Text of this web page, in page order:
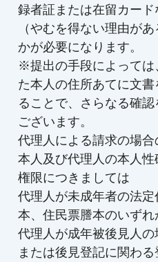
録者証または在留カー
（やむを得ない理由が
かが必要になります。
※提出の手段によっては
た本人の住所あてに文
ることで、さらなる確
ございます。
代理人による請求の場
本人及び代理人の本人
権限につきましては
代理人が未成年者の法
本、住民票謄本のいずれ
代理人が成年被後見人の
または後見登記に関わ